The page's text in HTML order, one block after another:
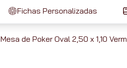
Fichas Personalizadas
Mesa de Poker Oval 2,50 x 1,10